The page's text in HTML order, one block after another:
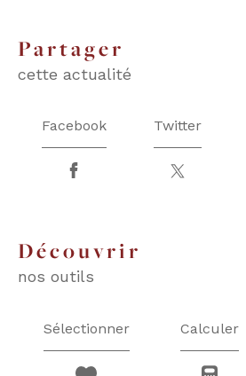
partager
cette actualité
Facebook Twitter
découvrir
nos outils
Sélectionner Calculer